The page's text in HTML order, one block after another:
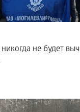
не будет